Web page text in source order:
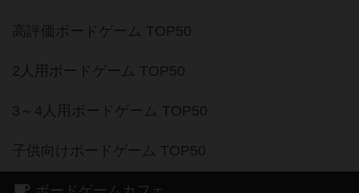
高評価ボードゲーム TOP50
2人用ボードゲーム TOP50
3～4人用ボードゲーム TOP50
子供向けボードゲーム TOP50